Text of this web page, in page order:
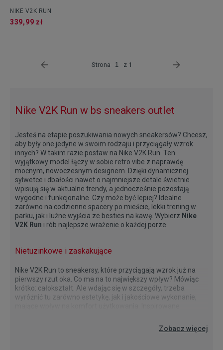
NIKE V2K RUN
339,99 zł
Strona z 1
Zobacz więcej
Nike V2K Run w bs sneakers outlet
Jesteś na etapie poszukiwania nowych sneakersów? Chcesz,
aby były one jedyne w swoim rodzaju i przyciągały wzrok
innych? W takim razie postaw na Nike V2K Run. Ten
wyjątkowy model łączy w sobie retro vibe z naprawdę
mocnym, nowoczesnym designem. Dzięki dynamicznej
sylwetce i dbałości nawet o najmniejsze detale świetnie
wpisują się w aktualne trendy, a jednocześnie pozostają
wygodne i funkcjonalne. Czy może być lepiej? Idealne
zarówno na codzienne spacery po mieście, lekki trening w
parku, jak i luźne wyjścia ze besties na kawę. Wybierz Nike
V2K Run i rób najlepsze wrażenie o każdej porze.
Nietuzinkowe i zaskakujące
Nike V2K Run to sneakersy, które przyciągają wzrok już na
pierwszy rzut oka. Co ma na to największy wpływ? Mówiąc
krótko: całokształt. Ale wdając się w szczegóły, trzeba
wyróżnić tu zarówno estetykę, jak i jakościowe wykonanie,
rozwiązaniami, tworząc model, który świetnie odnajduje się w
dzisiejszych czasach, gdy moda dużo czerpie właśnie z
oryginalne, ale zawierają również rozwiązania, które
buty, które dają ogromne możliwości. Ich ciekawy, ale